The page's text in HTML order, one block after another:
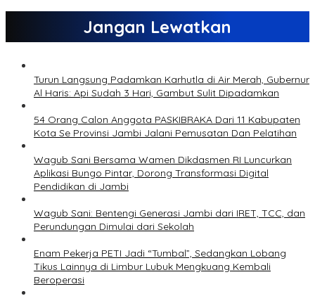
Jangan Lewatkan
Turun Langsung Padamkan Karhutla di Air Merah, Gubernur
Al Haris: Api Sudah 3 Hari, Gambut Sulit Dipadamkan
54 Orang Calon Anggota PASKIBRAKA Dari 11 Kabupaten
Kota Se Provinsi Jambi Jalani Pemusatan Dan Pelatihan
Wagub Sani Bersama Wamen Dikdasmen RI Luncurkan
Aplikasi Bungo Pintar, Dorong Transformasi Digital
Pendidikan di Jambi
Wagub Sani: Bentengi Generasi Jambi dari IRET, TCC, dan
Perundungan Dimulai dari Sekolah
Enam Pekerja PETI Jadi “Tumbal”, Sedangkan Lobang
Tikus Lainnya di Limbur Lubuk Mengkuang Kembali
Beroperasi